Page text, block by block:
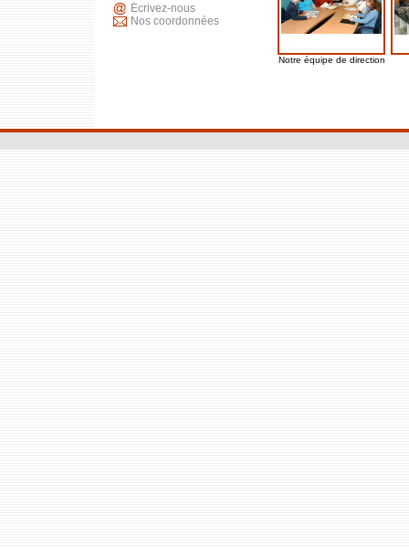
Écrivez-nous
Nos coordonnées
Notre équipe de direction